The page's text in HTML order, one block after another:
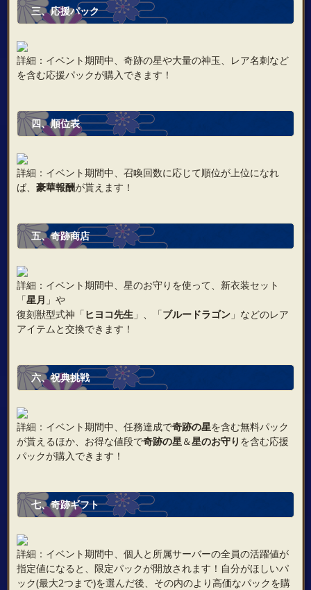
三、応援パック
詳細：イベント期間中、奇跡の星や大量の神玉、レア名刺など
を含む応援パックが購入できます！
四、順位表
詳細：イベント期間中、召喚回数に応じて順位が上位になれ
ば、 豪華報酬が貰えます！
五、奇跡商店
詳細：イベント期間中、星のお守りを使って、新衣装セット
「星月 」や
復刻獣型式神「ヒヨコ先生」、「ブルードラゴン」などのレア
アイテムと交換できます！
六、祝典挑戦
詳細：イベント期間中、任務達成で奇跡の星を含む無料パック
が貰えるほか、お得な値段で奇跡の星＆星のお守り を含む応援
パックが購入できます！
七、奇跡ギフト
詳細：イベント期間中、個人と所属サーバーの全員の活躍値が
指定値になると、限定パックが開放されます！自分がほしいパ
ック(最大2つまで)を選んだ後、その内のより高価なパックを購